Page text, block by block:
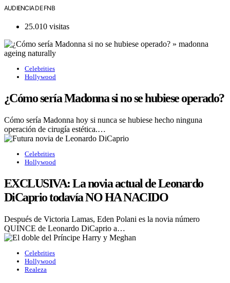
AUDIENCIA DE FNB
25.010 visitas
Celebrities
Hollywood
¿Cómo sería Madonna si no se hubiese operado?
Cómo sería Madonna hoy si nunca se hubiese hecho ninguna
operación de cirugía estética.…
Celebrities
Hollywood
EXCLUSIVA: La novia actual de Leonardo
DiCaprio todavía NO HA NACIDO
Después de Victoria Lamas, Eden Polani es la novia número
QUINCE de Leonardo DiCaprio a…
Celebrities
Hollywood
Realeza